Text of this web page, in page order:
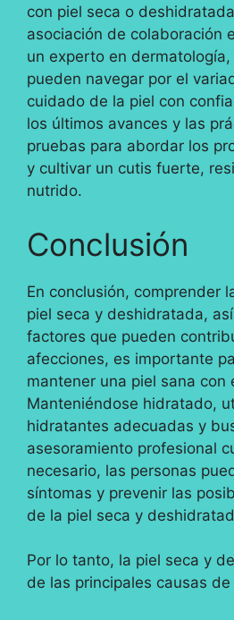
con piel seca o
asociación de colaboración
un experto en
pueden navegar por el
cuidado de la piel con
los últimos avances y las
pruebas para abordar los
y cultivar un cutis fuerte,
nutrido.
Conclusión
En conclusión, comprender
piel seca y deshidratada,
factores que pueden
afecciones, es importante
mantener una piel sana con
Manteniéndose hidratado,
hidratantes adecuadas y
asesoramiento profesional
necesario, las personas
síntomas y prevenir las
de la piel seca y
Por lo tanto, la piel seca y
de las principales causas